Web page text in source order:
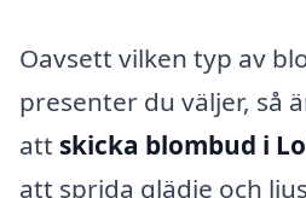
Oavsett vilken typ av
presenter du väljer, så
att skicka blombud i
att sprida glädje och